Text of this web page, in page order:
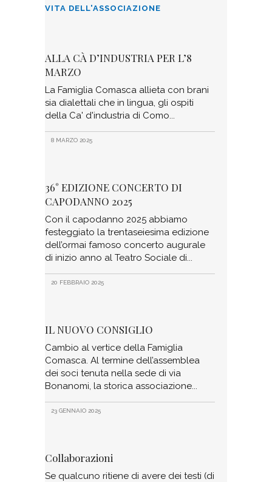
VITA DELL'ASSOCIAZIONE
ALLA CÀ D’INDUSTRIA PER L’8
MARZO
La Famiglia Comasca allieta con brani
sia dialettali che in lingua, gli ospiti
della Ca' d'industria di Como
8 MARZO 2025
36° EDIZIONE CONCERTO DI
CAPODANNO 2025
Con il capodanno 2025 abbiamo
festeggiato la trentaseiesima edizione
dell’ormai famoso concerto augurale
di inizio anno al Teatro Sociale di
20 FEBBRAIO 2025
IL NUOVO CONSIGLIO
Cambio al vertice della Famiglia
Comasca. Al termine dell’assemblea
dei soci tenuta nella sede di via
Bonanomi, la storica associazione
23 GENNAIO 2025
Collaborazioni
Se qualcuno ritiene di avere dei testi (di